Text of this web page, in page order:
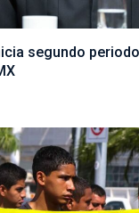
segundo